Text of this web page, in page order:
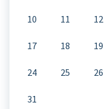
10 11 12
17 18 19
24 25 26
31